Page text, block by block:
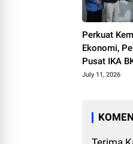
Perkuat
Ekonomi,
Pusat IKA
Sosialisasi
July 11, 2026